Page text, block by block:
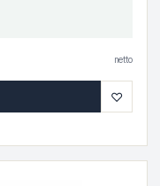
netto
♡